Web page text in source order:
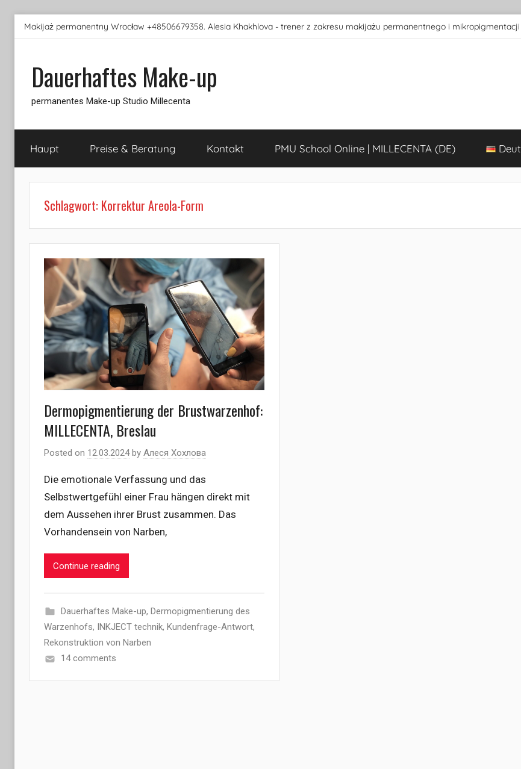
Skip
Makijaż permanentny Wrocław +48506679358. Alesia Khakhlova - trener z zakresu makijażu permanentnego i
Dauerhaftes Make-up
permanentes Make-up Studio Millecenta
Haupt Preise & Beratung Kontakt PMU School Online | MILLECENTA (DE)
Schlagwort: Korrektur Areola-Form
Dermopigmentierung der Brustwarzenhof:
MILLECENTA, Breslau
Posted on 12.03.2024by Алеся Хохлова
Die emotionale Verfassung und das
Selbstwertgefühl einer Frau hängen direkt mit
dem Aussehen ihrer Brust zusammen. Das
Vorhandensein von Narben,
Continue reading
Dauerhaftes Make-up, Dermopigmentierung des
Warzenhofs, INKJECT technik, Kundenfrage-Antwort,
Rekonstruktion von Narben
14 comments